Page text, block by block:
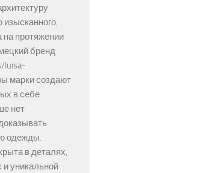
на протяжении
бренд
luisa-
марки создают
в себе
нет
одежды.
в деталях,
уникальной